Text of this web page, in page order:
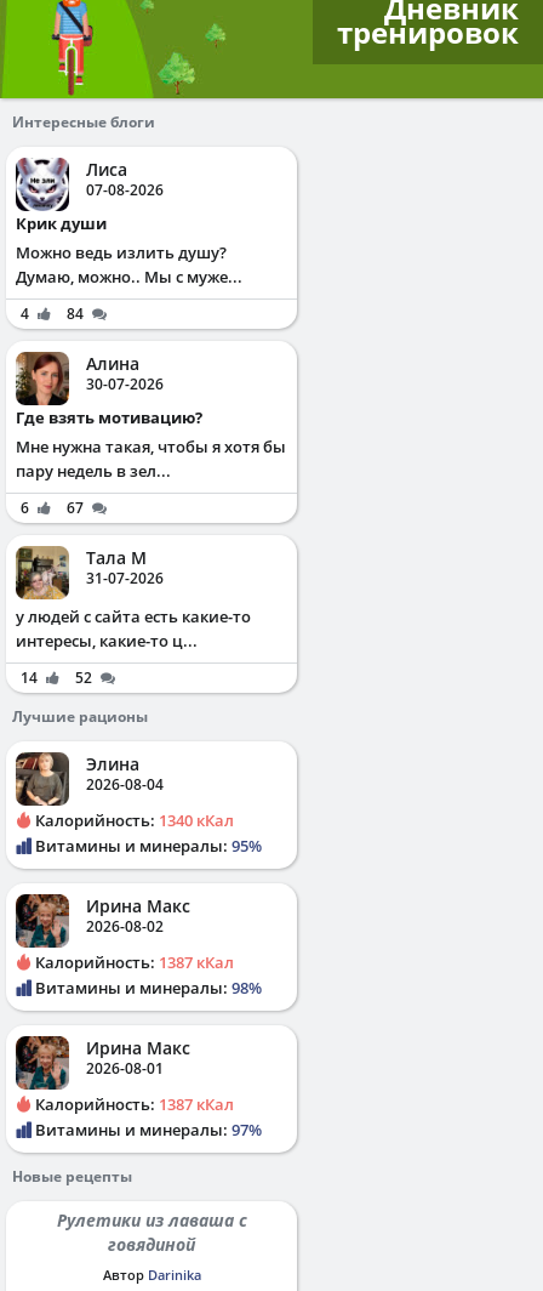
тренировок
Интересные блоги
Лиса
07-08-2026
Крик души
Можно ведь излить душу?
Думаю, можно.. Мы с муже...
4 84
Алина
30-07-2026
Где взять мотивацию?
Мне нужна такая, чтобы я хотя бы
пару недель в зел...
6 67
Тала М
31-07-2026
у людей с сайта есть какие-то
интересы, какие-то ц...
14
52
Лучшие рационы
Элина
2026-08-04
Калорийность: 1340 кКал
Витамины и минералы: 95%
Ирина Макс
2026-08-02
Калорийность: 1387 кКал
Витамины и минералы: 98%
Ирина Макс
2026-08-01
Калорийность: 1387 кКал
Витамины и минералы: 97%
Новые рецепты
Рулетики из лаваша с
говядиной
Автор Darinika